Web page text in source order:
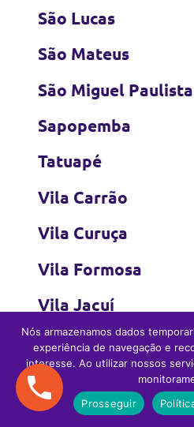
São Lucas
São Mateus
São Miguel Paulista
Sapopemba
Tatuapé
Vila Carrão
Vila Curuça
Vila Formosa
Vila Jacuí
Vila Matilde
Vila Prudente
Vila Zelina
Nós armazenamos dados
experiência de navegação e
interesse. Ao utilizar nossos
Prosseguir